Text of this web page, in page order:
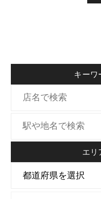
キーワ
エリ